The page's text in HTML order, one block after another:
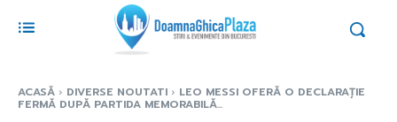
ACASĂ DIVERSE NOUTATI LEO MESSI OFERĂ O DECLARAȚIE
FERMĂ DUPĂ PARTIDA MEMORABILĂ...